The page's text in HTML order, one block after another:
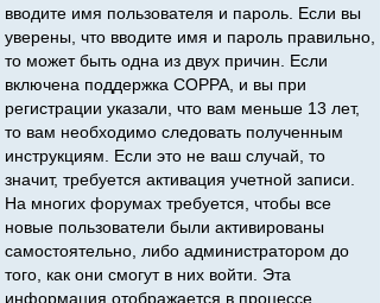
вводите имя пользователя и пароль. Если вы
уверены, что вводите имя и пароль правильно,
то может быть одна из двух причин. Если
включена поддержка COPPA, и вы при
регистрации указали, что вам меньше 13 лет,
то вам необходимо следовать полученным
инструкциям. Если это не ваш случай, то
значит, требуется активация учетной записи.
На многих форумах требуется, чтобы все
новые пользователи были активированы
самостоятельно, либо администратором до
того, как они смогут в них войти. Эта
информация отображается в процессе